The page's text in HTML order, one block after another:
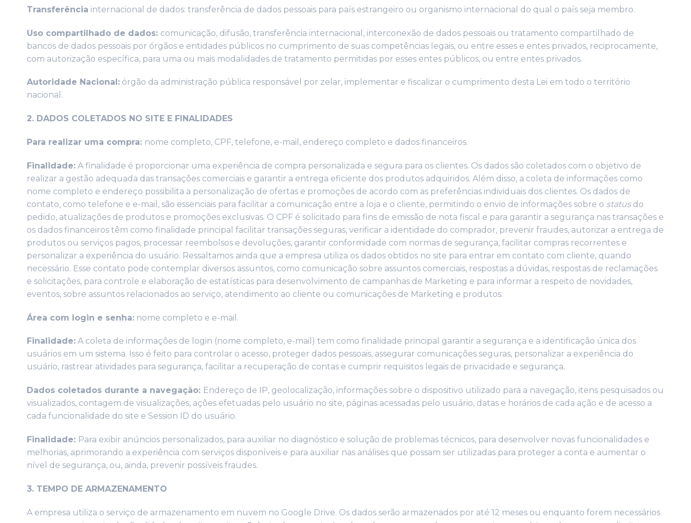
Transferência internacional de dados: transferência de dados pessoais para país estrangeiro ou organismo internacional do qual o país seja membro.
Uso compartilhado de dados: comunicação, difusão, transferência internacional, interconexão de dados pessoais ou tratamento compartilhado de
bancos de dados pessoais por órgãos e entidades públicos no cumprimento de suas competências legais, ou entre esses e entes privados, reciprocamente,
com autorização específica, para uma ou mais modalidades de tratamento permitidas por esses entes públicos, ou entre entes privados.
Autoridade Nacional: órgão da administração pública responsável por zelar, implementar e fiscalizar o cumprimento desta Lei em todo o território
nacional.
2. DADOS COLETADOS NO SITE E FINALIDADES
Para realizar uma compra: nome completo, CPF, telefone, e-mail, endereço completo e dados financeiros.
Finalidade: A finalidade é proporcionar uma experiência de compra personalizada e segura para os clientes. Os dados são coletados com o objetivo de
realizar a gestão adequada das transações comerciais e garantir a entrega eficiente dos produtos adquiridos. Além disso, a coleta de informações como
nome completo e endereço possibilita a personalização de ofertas e promoções de acordo com as preferências individuais dos clientes. Os dados de
contato, como telefone e e-mail, são essenciais para facilitar a comunicação entre a loja e o cliente, permitindo o envio de informações sobre o statusdo
pedido, atualizações de produtos e promoções exclusivas. O CPF é solicitado para fins de emissão de nota fiscal e para garantir a segurança nas transações e
os dados financeiros têm como finalidade principal facilitar transações seguras, verificar a identidade do comprador, prevenir fraudes, autorizar a entrega de
produtos ou serviços pagos, processar reembolsos e devoluções, garantir conformidade com normas de segurança, facilitar compras recorrentes e
personalizar a experiência do usuário. Ressaltamos ainda que a empresa utiliza os dados obtidos no site para entrar em contato com cliente, quando
necessário. Esse contato pode contemplar diversos assuntos, como comunicação sobre assuntos comerciais, respostas a dúvidas, respostas de reclamações
e solicitações, para controle e elaboração de estatísticas para desenvolvimento de campanhas de Marketing e para informar a respeito de novidades,
eventos, sobre assuntos relacionados ao serviço, atendimento ao cliente ou comunicações de Marketing e produtos.
Área com login e senha: nome completo e e-mail.
Finalidade: A coleta de informações de login (nome completo, e-mail) tem como finalidade principal garantir a segurança e a identificação única dos
usuários em um sistema. Isso é feito para controlar o acesso, proteger dados pessoais, assegurar comunicações seguras, personalizar a experiência do
usuário, rastrear atividades para segurança, facilitar a recuperação de contas e cumprir requisitos legais de privacidade e segurança.
Dados coletados durante a navegação: Endereço de IP, geolocalização, informações sobre o dispositivo utilizado para a navegação, itens pesquisados ou
visualizados, contagem de visualizações, ações efetuadas pelo usuário no site, páginas acessadas pelo usuário, datas e horários de cada ação e de acesso a
cada funcionalidade do site e Session ID do usuário.
Finalidade: Para exibir anúncios personalizados, para auxiliar no diagnóstico e solução de problemas técnicos, para desenvolver novas funcionalidades e
melhorias, aprimorando a experiência com serviços disponíveis e para auxiliar nas análises que possam ser utilizadas para proteger a conta e aumentar o
nível de segurança, ou, ainda, prevenir possíveis fraudes.
3. TEMPO DE ARMAZENAMENTO
A empresa utiliza o serviço de armazenamento em nuvem no Google Drive. Os dados serão armazenados por até 12 meses ou enquanto forem necessários